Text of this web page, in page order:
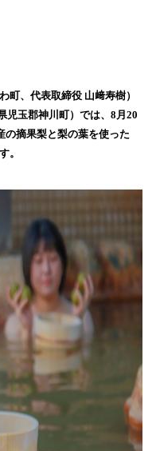
町、代表取締役 山﨑寿樹）
児玉郡神川町）では、8月20
の摘果梨と梨の葉を使った
。